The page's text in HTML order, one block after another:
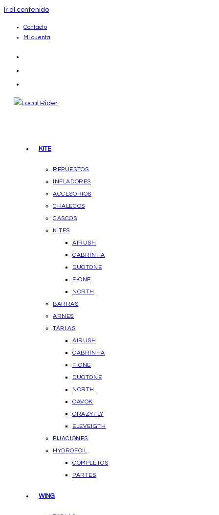
Ir al contenido
Contacto
Mi cuenta
KITE
REPUESTOS
INFLADORES
ACCESORIOS
CHALECOS
CASCOS
KITES
AIRUSH
CABRINHA
DUOTONE
F-ONE
NORTH
BARRAS
ARNES
TABLAS
AIRUSH
CABRINHA
F-ONE
DUOTONE
NORTH
CAVOK
CRAZYFLY
ELEVEIGTH
FIJACIONES
HYDROFOIL
COMPLETOS
PARTES
WING